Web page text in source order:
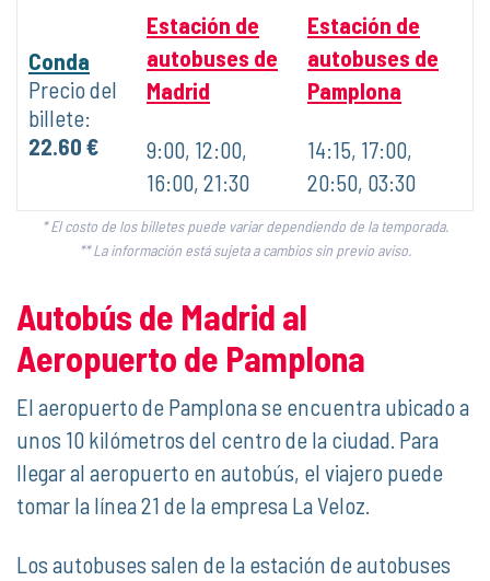
Conda
Precio del
billete:
22.60 €
Estación de
autobuses de
Madrid
9:00, 12:00,
16:00, 21:30
Estación de
autobuses de
Pamplona
14:15, 17:00,
20:50, 03:30
* El costo de los billetes puede variar dependiendo de la temporada.
** La información está sujeta a cambios sin previo aviso.
Autobús de Madrid al
Aeropuerto de Pamplona
El aeropuerto de Pamplona se encuentra ubicado a
unos 10 kilómetros del centro de la ciudad. Para
llegar al aeropuerto en autobús, el viajero puede
tomar la línea 21 de la empresa La Veloz.
Los autobuses salen de la estación de autobuses